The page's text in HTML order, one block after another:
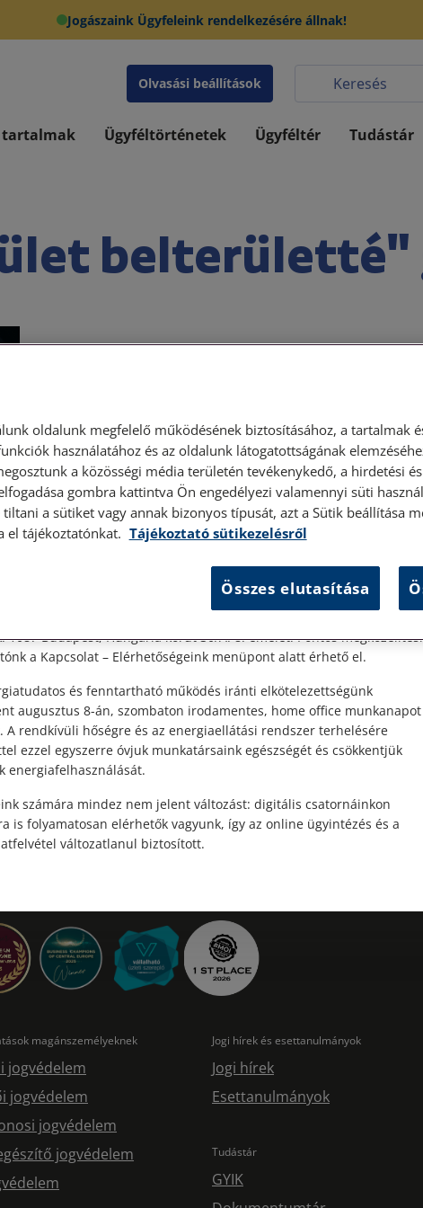
Jogászaink Ügyfeleink rendelkezésére állnak!
Olvasási beállítások
tartalmak Ügyféltörténetek Ügyféltér Tudástár
belterületté"
magánszemélyeknek
jogvédelem
jogvédelem
jogvédelem
jogvédelem
Jogi hírek és esettanulmányok
Jogi hírek
Esettanulmányok
Tudástár
GYIK
ügyfélfogadás
ügyfélszolgálatunk telefonon történő előzetes időpontegyeztetés
1087 Budapest, Hungária körút 30/A. 8. emelet. Pontos megközelítési
a Kapcsolat – Elérhetőségeink menüpont alatt érhető el.
és fenntartható működés iránti elkötelezettségünk
augusztus 8-án, szombaton irodamentes, home office munkanapot
A rendkívüli hőségre és az energiaellátási rendszer terhelésére
ezzel egyszerre óvjuk munkatársaink egészségét és csökkentjük
energiafelhasználását.
számára mindez nem jelent változást: digitális csatornáinkon
is folyamatosan elérhetők vagyunk, így az online ügyintézés és a
változatlanul biztosított.
oldalunk megfelelő működésének biztosításához, a tartalmak
használatához és az oldalunk látogatottságának
a közösségi média területén tevékenykedő, a hirdetési
gombra kattintva Ön engedélyezi valamennyi süti
tiltani a sütiket vagy annak bizonyos típusát, azt a Sütik beállítása
el tájékoztatónkat. Tájékoztató sütikezelésről
Összes elutasítása